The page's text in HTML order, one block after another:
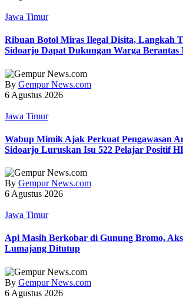
Jawa Timur
Ribuan Botol Miras Ilegal Disita, Langkah
Sidoarjo Dapat Dukungan Warga Berantas
By Gempur News.com
6 Agustus 2026
Jawa Timur
Wabup Mimik Ajak Perkuat Pengawasan
Sidoarjo Luruskan Isu 522 Pelajar Positif
By Gempur News.com
6 Agustus 2026
Jawa Timur
Api Masih Berkobar di Gunung Bromo,
Lumajang Ditutup
By Gempur News.com
6 Agustus 2026